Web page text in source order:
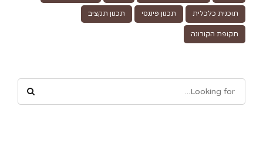
תוכנית כלכלית תכנון פיננסי תכנון תקציב
תקופת הקורונה